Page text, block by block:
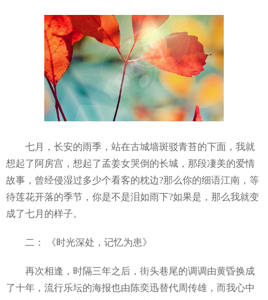
七月，长安的雨季，站在古城墙斑驳青苔的下面，我就
想起了阿房宫，想起了孟姜女哭倒的长城，那段凄美的爱情
故事，曾经侵湿过多少个看客的枕边?那么你的细语江南，等
待莲花开落的季节，你是不是泪如雨下?如果是，那么我就变
成了七月的样子。
二： 《时光深处，记忆为患》
再次相逢，时隔三年之后，街头巷尾的调调由黄昏换成
了十年，流行乐坛的海报也由陈奕迅替代周传雄，而我心中